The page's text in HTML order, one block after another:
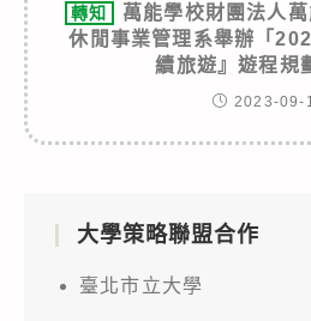
轉知
萬能學校財團法人
休閒事業管理系舉辦「
續旅遊』遊程規
2023-09-
大學策略聯盟合作
臺北市立大學